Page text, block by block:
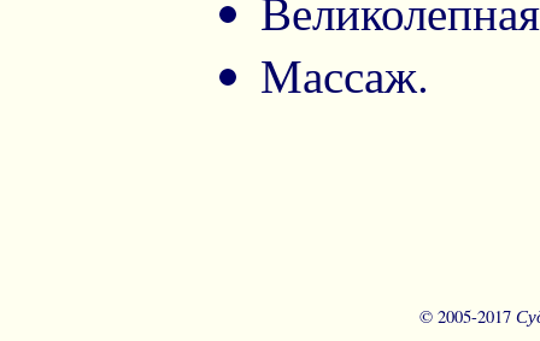
Массаж.
© 2005-2017